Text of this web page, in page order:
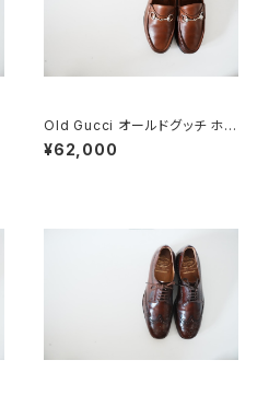
Old Gucci オールドグッチ ホー
スビットローファー 40.5D 緑タ
グ
¥62,000